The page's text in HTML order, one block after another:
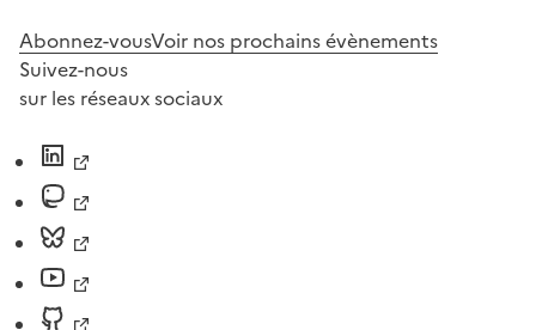
Abonnez-vousVoir nos prochains évènements
Suivez-nous
sur les réseaux sociaux